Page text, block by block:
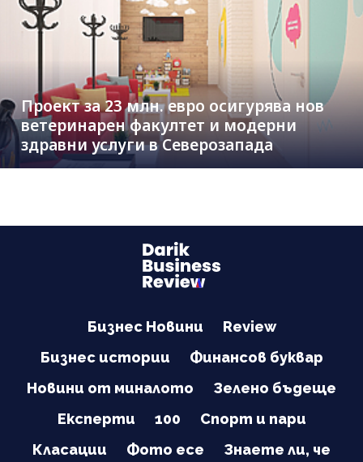
Проект за 23 млн. евро осигурява нов
ветеринарен факултет и модерни
здравни услуги в Северозапада
Бизнес Новини
Review
Бизнес истории
Финансов буквар
Новини от миналото
Зелено бъдеще
Експерти
100
Спорт и пари
Класации
Фото есе Знаете ли, че